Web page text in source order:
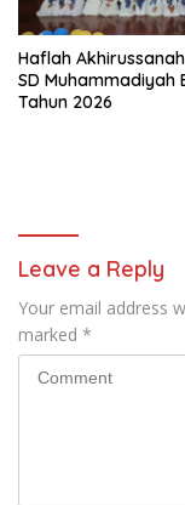
Haflah
SD Muhammadiyah
Tahun 2026
Leave a Reply
Your email address
marked *